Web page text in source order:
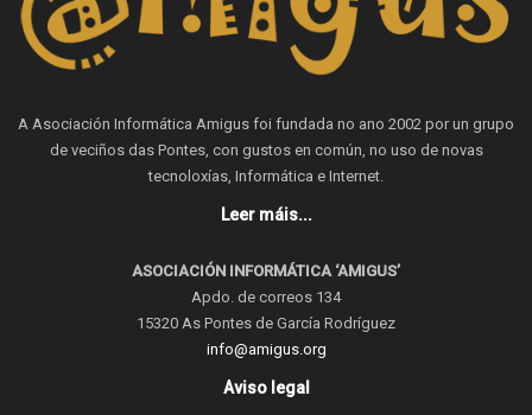
A Asociación Informática Amigus foi fundada no ano 2002 por un grupo
de veciños das Pontes, con gustos en común, no uso de novas
tecnoloxías, Informática e Internet.
Leer máis...
ASOCIACIÓN INFORMÁTICA ‘AMIGUS’
Apdo. de correos 134
15320 As Pontes de García Rodríguez
info@amigus.org
Aviso legal